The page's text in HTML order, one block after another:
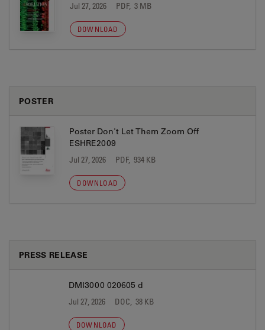
Jul 27, 2026 PDF, 3 MB
DOWNLOAD
POSTER
Poster Don't Let Them Zoom Off
ESHRE2009
Jul 27, 2026 PDF, 934 KB
DOWNLOAD
PRESS RELEASE
DMI3000 020605 d
Jul 27, 2026 DOC, 38 KB
DOWNLOAD